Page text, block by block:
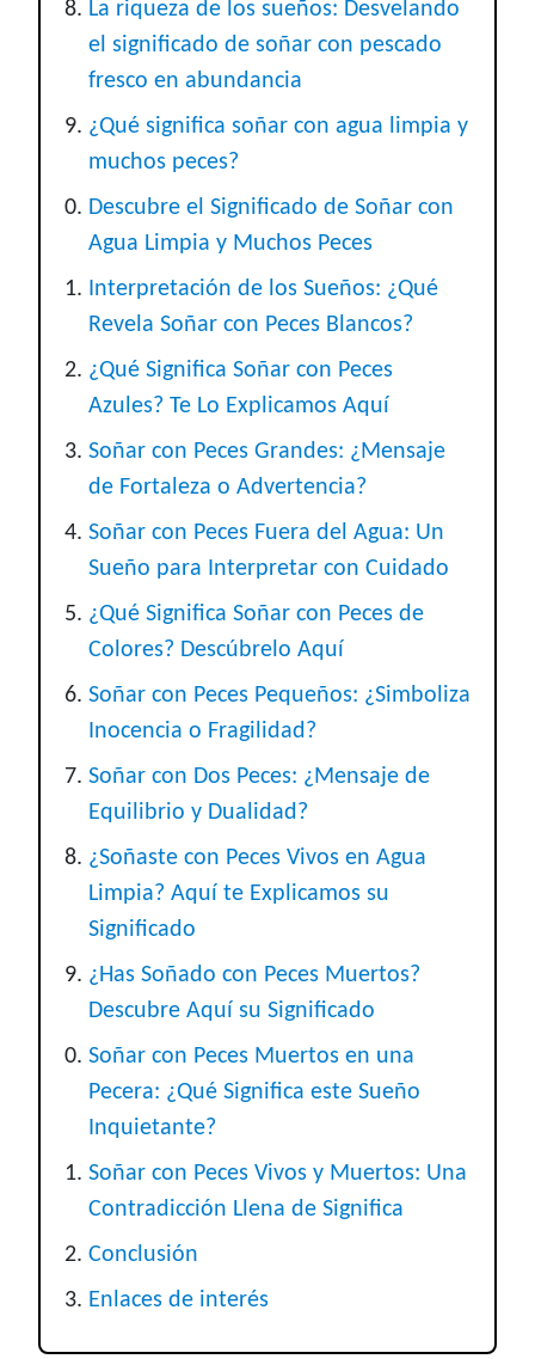
La riqueza de los sueños: Desvelando
el significado de soñar con pescado
fresco en abundancia
¿Qué significa soñar con agua limpia y
muchos peces?
Descubre el Significado de Soñar con
Agua Limpia y Muchos Peces
Interpretación de los Sueños: ¿Qué
Revela Soñar con Peces Blancos?
¿Qué Significa Soñar con Peces
Azules? Te Lo Explicamos Aquí
Soñar con Peces Grandes: ¿Mensaje
de Fortaleza o Advertencia?
Soñar con Peces Fuera del Agua: Un
Sueño para Interpretar con Cuidado
¿Qué Significa Soñar con Peces de
Colores? Descúbrelo Aquí
Soñar con Peces Pequeños: ¿Simboliza
Inocencia o Fragilidad?
Soñar con Dos Peces: ¿Mensaje de
Equilibrio y Dualidad?
¿Soñaste con Peces Vivos en Agua
Limpia? Aquí te Explicamos su
Significado
¿Has Soñado con Peces Muertos?
Descubre Aquí su Significado
Soñar con Peces Muertos en una
Pecera: ¿Qué Significa este Sueño
Inquietante?
Soñar con Peces Vivos y Muertos: Una
Contradicción Llena de Significa
Conclusión
Enlaces de interés